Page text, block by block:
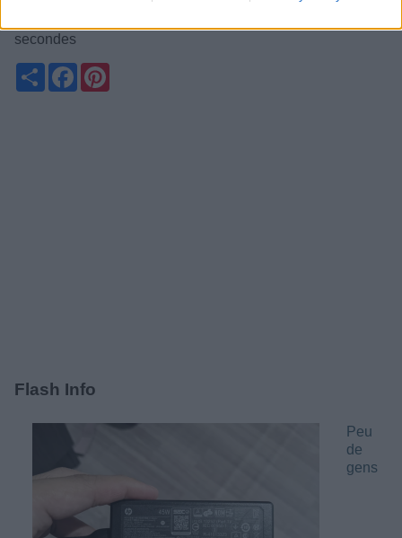
comment : Fermez votre bouche et gonflez vos joues.
secondes
PartagerFacebook
Flash Info
Peu
de
gens